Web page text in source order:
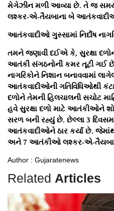
મેગેઝીન મળી આવ્યા છે. તે જ
લશ્કર-એ-તૈયબાના બે આતંકવાદીઓ
આતંકવાદીઓ ગુસ્સામાં નિર્દોષ
તમને જણાવી દઈએ કે, સુરક્ષા
આતંકી સંગઠનોની કમર તૂટી ગઈ છે.
નાગરિકોને નિશાન બનાવવામાં
આતંકવાદીઓની ગતિવિધિઓથી
દળોને તેમની હિલચાલની સચોટ
હવે સુરક્ષા દળો માટે આતંકીઓને
સરળ બની રહ્યું છે. છેલ્લા 3
આતંકવાદીઓને ઠાર કર્યા છે.
અને 7 આતંકીઓ લશ્કર-એ-
Author : Gujaratenews
Related Articles